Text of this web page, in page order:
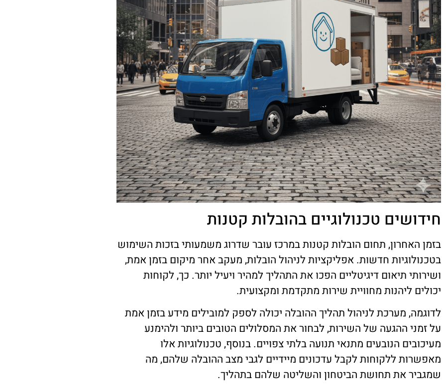
חידושים טכנולוגיים בהובלות קטנות
בזמן האחרון, תחום הובלות קטנות במרכז עובר שדרוג משמעותי בזכות השימוש
בטכנולוגיות חדשות. אפליקציות לניהול הובלות, מעקב אחר מיקום בזמן אמת,
ושירותי תיאום דיגיטליים הפכו את התהליך למהיר ויעיל יותר. כך, לקוחות
יכולים ליהנות מחוויית שירות מתקדמת ומקצועית.
לדוגמה, מערכת לניהול תהליך ההובלה יכולה לספק למובילים מידע בזמן אמת
על זמני ההגעה של השירות, לבחור את המסלולים הטובים ביותר ולהימנע
מעיכובים הנובעים מתנאי תנועה בלתי צפויים. בנוסף, טכנולוגיות אלו
מאפשרות ללקוחות לקבל עדכונים מיידיים לגבי מצב ההובלה שלהם, מה
שמגביר את תחושת הביטחון והשליטה שלהם בתהליך.